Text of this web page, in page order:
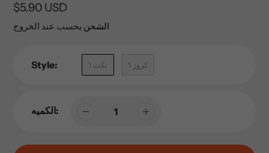
السعر
العادي
$5.90 USD
الشحن يحسب عند الخروج
Style: 1 بكت 1 كروز
الكميه: